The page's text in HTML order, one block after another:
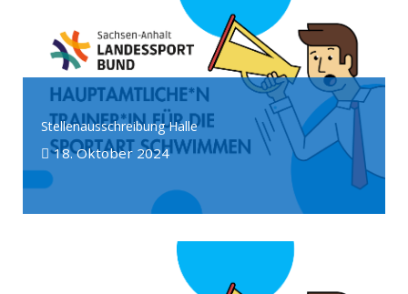
Stellenausschreibung Halle
18. Oktober 2024